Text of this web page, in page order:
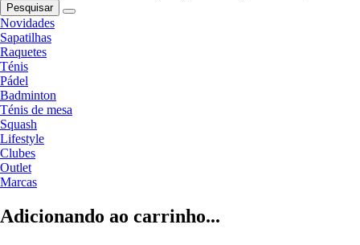
Pesquisar
Novidades
Sapatilhas
Raquetes
Ténis
Pádel
Badminton
Ténis de mesa
Squash
Lifestyle
Clubes
Outlet
Marcas
Adicionando ao carrinho...